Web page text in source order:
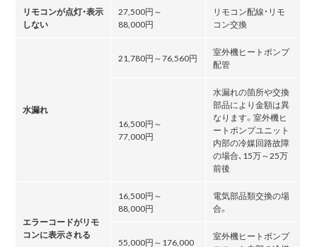
リモコンが点灯・表示
しない
27,500円～
88,000円
リモコン配線・リモ
コン交換
水漏れ
21,780円～76,560円
室外機ヒートポンプ
配管
16,500円～
77,000円
水漏れの箇所や交換
部品により金額は異
なります。室外機ヒ
ートポンプユニット
内部の冷媒回路故障
の場合､15万～25万
前後
エラーコードがリモ
コンに表示される
16,500円～
88,000円
電気部品類交換の場
合。
55,000円～176,000
室外機ヒートポンプ